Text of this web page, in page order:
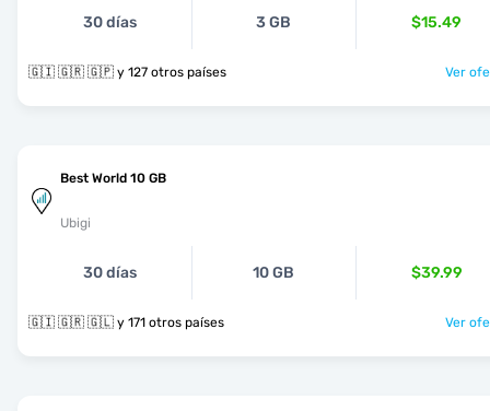
30 días 3 GB $15.49
🇬🇮 🇬🇷 🇬🇵 y 127 otros países Ver
Best World 10 GB
Ubigi
30 días 10 GB $39.99
🇬🇮 🇬🇷 🇬🇱 y 171 otros países Ver